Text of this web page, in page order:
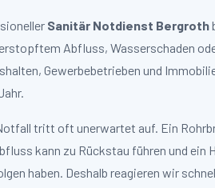
Sanitär Notdienst Bergroth
Abfluss, Wasserschaden
Gewerbebetrieben und
tritt oft unerwartet auf. Ein
kann zu Rückstau führen und ein
haben. Deshalb reagieren wir